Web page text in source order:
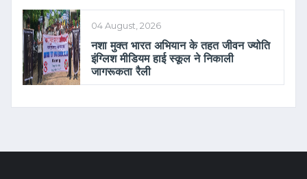
04 August, 2026
नशा मुक्त भारत अभियान के तहत जीवन ज्योति
इंग्लिश मीडियम हाई स्कूल ने निकाली
जागरूकता रैली